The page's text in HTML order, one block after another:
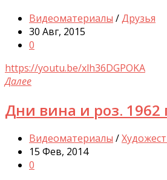
Видеоматериалы /Друзья
30 Авг, 2015
0
https://youtu.be/xlh36DGPOKA
Далее
Дни вина и роз.
Видеоматериалы /
15 Фев, 2014
0